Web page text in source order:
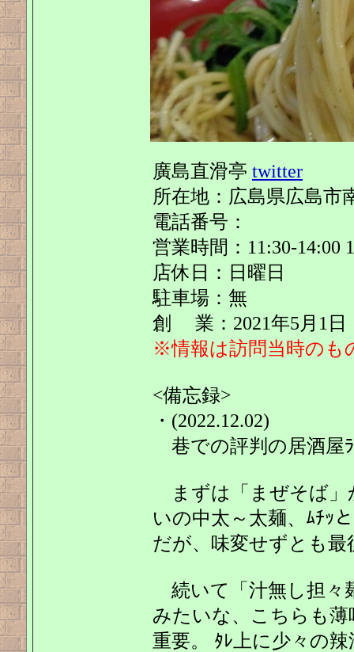
廣島直滑亭 twitter
所在地：広島県広島市
電話番号：
営業時間：11:30-14:00
店休日：日曜日
駐車場：無
創 業：2021年5月1日
※情報は訪問当時のも
<備忘録>
・(2022.12.02)
巷での評判の居酒屋
まずは「まぜそば」
いの中太～太麺、ﾑﾁｯ
だが、味変せずとも
続いて「汁無し担々
みたいな、こちらも
重要。 ﾀﾚ上に少々の